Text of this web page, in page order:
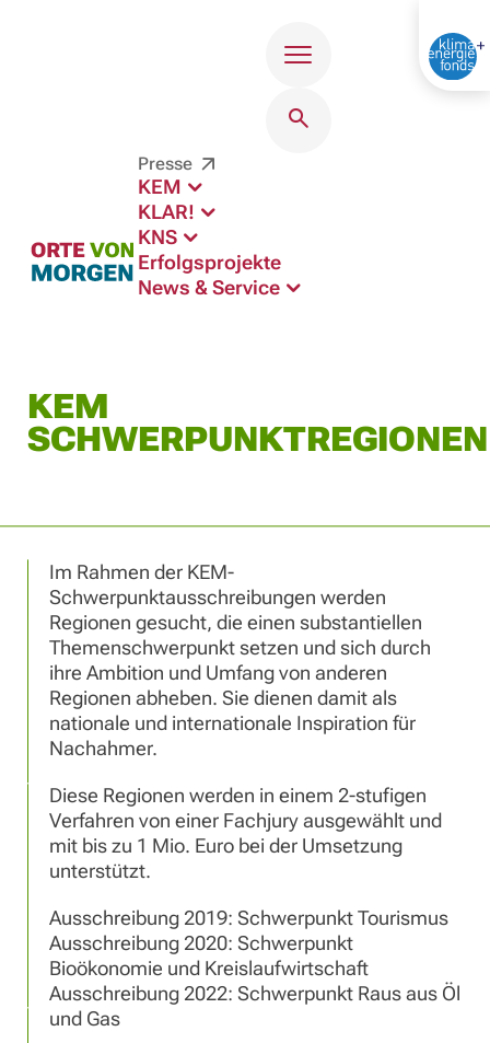
Presse
KEM
KLAR!
KNS
Erfolgsprojekte
News & Service
KEM
SCHWERPUNKTREGIONEN
Im Rahmen der KEM-
Schwerpunktausschreibungen werden
Regionen gesucht, die einen substantiellen
Themenschwerpunkt setzen und sich durch
ihre Ambition und Umfang von anderen
Regionen abheben. Sie dienen damit als
nationale und internationale Inspiration für
Nachahmer.
Diese Regionen werden in einem 2-stufigen
Verfahren von einer Fachjury ausgewählt und
mit bis zu 1 Mio. Euro bei der Umsetzung
unterstützt.
Ausschreibung 2019: Schwerpunkt Tourismus
Ausschreibung 2020: Schwerpunkt
Bioökonomie und Kreislaufwirtschaft
Ausschreibung 2022: Schwerpunkt Raus aus Öl
und Gas